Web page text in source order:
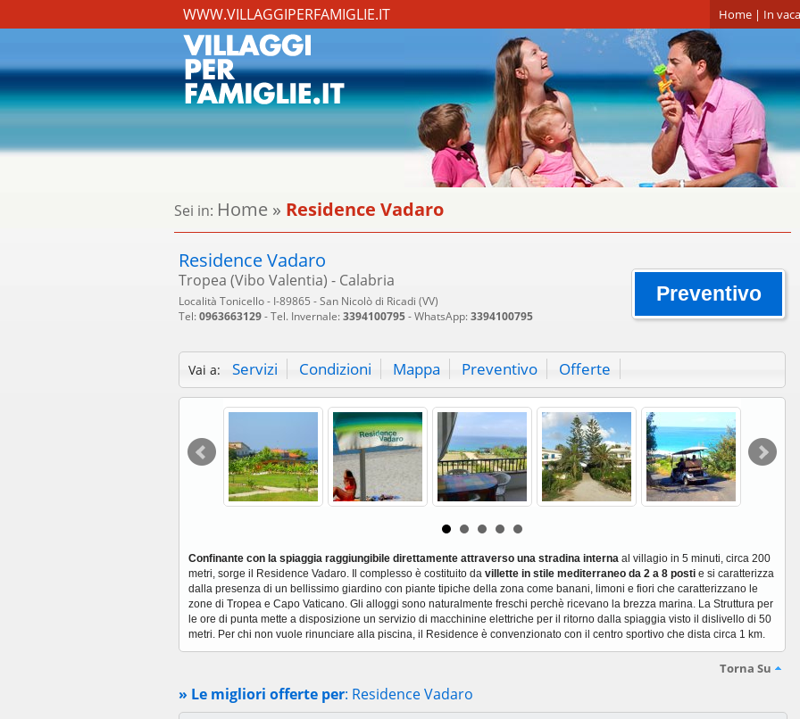
WWW.VILLAGGIPERFAMIGLIE.IT Home| In
Sei in: Home» Residence Vadaro
Residence Vadaro
Tropea (Vibo Valentia) - Calabria
Località Tonicello - I-89865 - San Nicolò di Ricadi (VV)
Tel:0963663129- Tel. Invernale:3394100795- WhatsApp:3394100795
Preventivo
Vai a: Servizi Condizioni Mappa Preventivo Offerte
Confinante con la spiaggia raggiungibile direttamente attraverso una stradina interna al villagio in 5 minuti, circa 200
metri, sorge il Residence Vadaro. Il complesso è costituito da villette in stile mediterraneo da 2 a 8 posti e si caratterizza
dalla presenza di un bellissimo giardino con piante tipiche della zona come banani, limoni e fiori che caratterizzano le
zone di Tropea e Capo Vaticano. Gli alloggi sono naturalmente freschi perchè ricevano la brezza marina. La Struttura per
le ore di punta mette a disposizione un servizio di macchinine elettriche per il ritorno dalla spiaggia visto il dislivello di 50
metri. Per chi non vuole rinunciare alla piscina, il Residence è convenzionato con il centro sportivo che dista circa 1 km.
Torna Su
» Le migliori offerte per: Residence Vadaro